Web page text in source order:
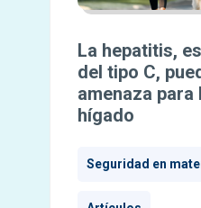
La hepatitis,
del tipo C,
amenaza para
hígado
Seguridad en